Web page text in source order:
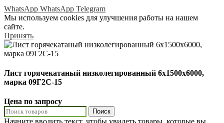
WhatsApp WhatsApp Telegram
Мы используем cookies для улучшения работы на нашем
сайте.
Принять
Лист горячекатаный низколегированный 6х1500х6000,
марка 09Г2С-15
Цена по запросу
Поиск